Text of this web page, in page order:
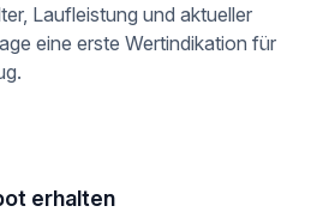
Laufleistung und aktueller
eine erste Wertindikation für
erhalten